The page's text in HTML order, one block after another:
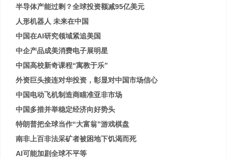
半导体产能过剩？全球投资额减95亿美元
人形机器人 未来在中国
中国在AI研究领域紧追美国
中企产品成美消费电子展明星
中国高校新奇课程“寓教于乐”
外资巨头接连对华投资，彰显对中国市场信心
中国电动飞机制造商瞄准亚非市场
中国多措并举稳定经济向好势头
特朗普把全球当作“大富翁”游戏棋盘
南非上百非法采矿者被困地下饥渴而死
AI可能加剧全球不平等